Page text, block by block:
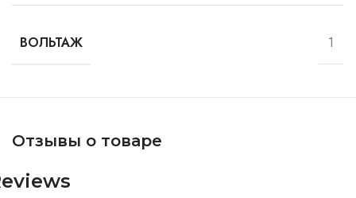
ВОЛЬТАЖ 1
Отзывы о товаре